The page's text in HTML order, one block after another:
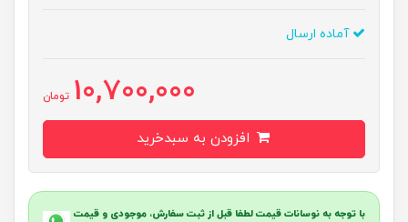
آماده ارسال
10,700,000 تومان
با توجه به نوسانات قیمت لطفا قبل از ثبت سفارش، موجودی و قیمت